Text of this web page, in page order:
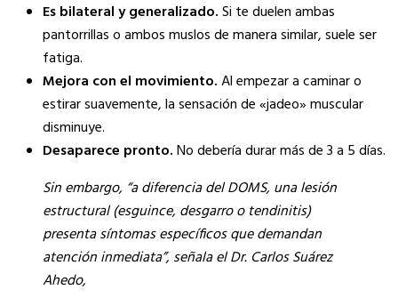
Es bilateral y generalizado.Si te duelen ambas
pantorrillas o ambos muslos de manera similar, suele ser
fatiga.
Mejora con el movimiento.Al empezar a caminar o
estirar suavemente, la sensación de «jadeo» muscular
disminuye.
Desaparece pronto.No debería durar más de 3 a 5 días.
Sin embargo, “a diferencia del DOMS, una lesión
estructural (esguince, desgarro o tendinitis)
presenta síntomas específicos que demandan
atención inmediata”, señala el Dr. Carlos Suárez
Ahedo,